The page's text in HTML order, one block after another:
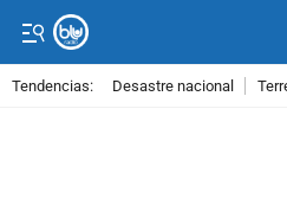
Tendencias: Desastre nacional